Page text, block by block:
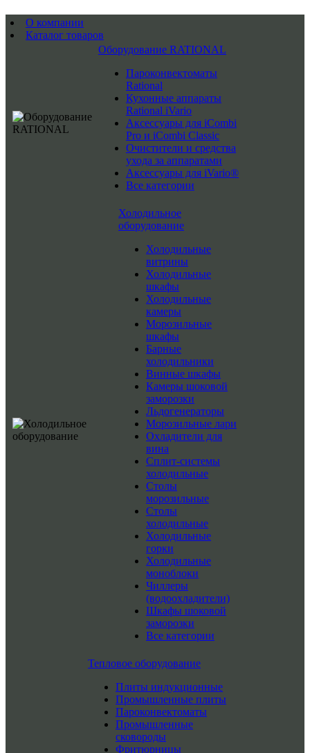
О компании
Каталог товаров
Оборудование RATIONAL
Пароконвектоматы
Rational
Кухонные аппараты
Rational iVario
Аксессуары для iCombi
Pro и iCombi Classic
Очистители и средства
ухода за аппаратами
Аксессуары для iVario®
Все категории
Холодильное
оборудование
Холодильные
витрины
Холодильные
шкафы
Холодильные
камеры
Морозильные
шкафы
Барные
холодильники
Винные шкафы
Камеры шоковой
заморозки
Льдогенераторы
Морозильные лари
Охладители для
вина
Сплит-системы
холодильные
Столы
морозильные
Столы
холодильные
Холодильные
горки
Холодильные
моноблоки
Чиллеры
(водоохладители)
Шкафы шоковой
заморозки
Все категории
Тепловое оборудование
Плиты индукционные
Промышленные плиты
Пароконвектоматы
Промышленные
сковороды
Фритюрницы